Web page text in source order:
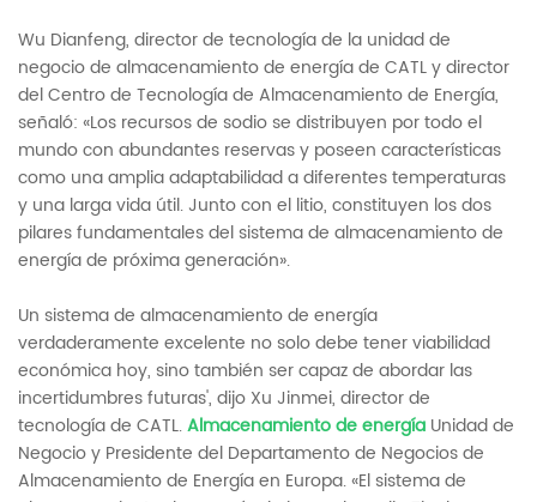
Wu Dianfeng, director de tecnología de la unidad de
negocio de almacenamiento de energía de CATL y director
del Centro de Tecnología de Almacenamiento de Energía,
señaló: «Los recursos de sodio se distribuyen por todo el
mundo con abundantes reservas y poseen características
como una amplia adaptabilidad a diferentes temperaturas
y una larga vida útil. Junto con el litio, constituyen los dos
pilares fundamentales del sistema de almacenamiento de
energía de próxima generación».
Un sistema de almacenamiento de energía
verdaderamente excelente no solo debe tener viabilidad
económica hoy, sino también ser capaz de abordar las
incertidumbres futuras', dijo Xu Jinmei, director de
tecnología de CATL.Almacenamiento de energía Unidad de
Negocio y Presidente del Departamento de Negocios de
Almacenamiento de Energía en Europa. «El sistema de